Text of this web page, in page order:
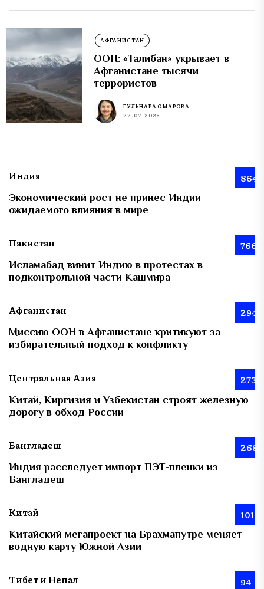
АФГАНИСТАН
ООН: «Талибан» укрывает в
Афганистане тысячи
террористов
ГУЛЬНАРА ОМАРОВА
22.07.2026
Индия 864
Экономический рост не принес Индии
ожидаемого влияния в мире
Пакистан 766
Исламабад винит Индию в протестах в
подконтрольной части Кашмира
Афганистан 294
Миссию ООН в Афганистане критикуют за
избирательный подход к конфликту
Центральная Азия 273
Китай, Киргизия и Узбекистан строят железную
дорогу в обход России
Бангладеш 268
Индия расследует импорт ПЭТ-пленки из
Бангладеш
Китай 101
Китайский мегапроект на Брахмапутре меняет
водную карту Южной Азии
Тибет и Непал 94